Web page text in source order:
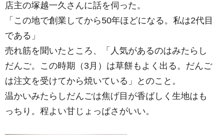
店主の塚越一久さんに話を伺った。
「この地で創業してから50年ほどになる。私は2代目
である」
売れ筋を聞いたところ、「人気があるのはみたらし
だんご。この時期（3月）は草餅もよく出る。だんご
は注文を受けてから焼いている」とのこと。
温かいみたらしだんごは焦げ目が香ばしく生地はも
っちり。程よい甘じょっぱさがいい。